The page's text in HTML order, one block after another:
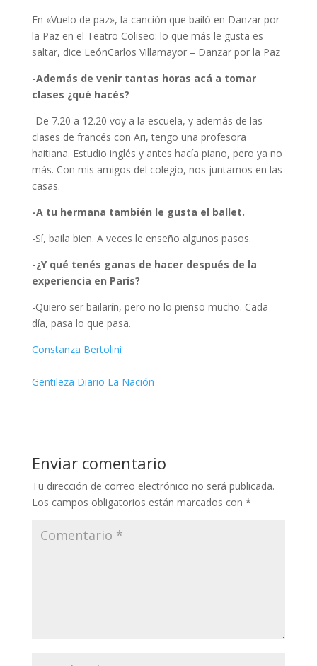
En «Vuelo de paz», la canción que bailó en Danzar por
la Paz en el Teatro Coliseo: lo que más le gusta es
saltar, dice LeónCarlos Villamayor – Danzar por la Paz
-Además de venir tantas horas acá a tomar
clases ¿qué hacés?
-De 7.20 a 12.20 voy a la escuela, y además de las
clases de francés con Ari, tengo una profesora
haitiana. Estudio inglés y antes hacía piano, pero ya no
más. Con mis amigos del colegio, nos juntamos en las
casas.
-A tu hermana también le gusta el ballet.
-Sí, baila bien. A veces le enseño algunos pasos.
-¿Y qué tenés ganas de hacer después de la
experiencia en París?
-Quiero ser bailarín, pero no lo pienso mucho. Cada
día, pasa lo que pasa.
Constanza Bertolini
Gentileza Diario La Nación
Enviar comentario
Tu dirección de correo electrónico no será publicada.
Los campos obligatorios están marcados con *